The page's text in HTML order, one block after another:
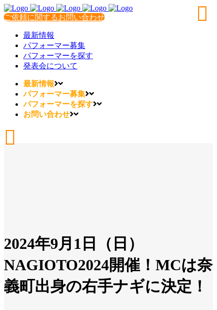
ご依頼に関するお問い合わせ
最新情報
パフォーマー募集
パフォーマーを探す
発表会について
最新情報
パフォーマー募集
パフォーマーを探す
お問い合わせ
2024年9月1日（日）
NAGIOTO2024開催！MCは奈
義町出身の右手ナギに決定！